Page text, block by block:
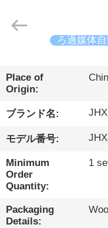
製
私
た
ち
2026
Reserved.
ろ過媒体
Place of
Origin:
ブランド名: JHX
モデル番号:
Minimum
Order
Quantity:
1
Packaging
Details: